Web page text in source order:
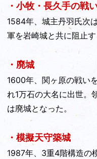
・小牧・長久手の戦
1584年、城主丹羽氏次
軍を岩崎城と共に阻止す
・廃城
1600年、関ヶ原の戦い
れ1万石の大名に出世。
は廃城となった。
・模擬天守築城
1987年、3重4階構造の